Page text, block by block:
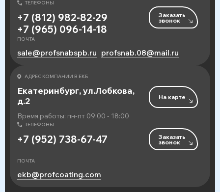
ТЕЛЕФОНЫ
+7 (812) 982-82-29
+7 (965) 096-14-18
Заказать
звонок
ПОЧТА
sale@profsnabspb.ru profsnab.08@mail.ru
АДРЕС КОМПАНИИ В ЕКБ
Екатеринбург, ул.Лобкова,
д.2
Время работы: пн-пт 09:00 - 18:00
На карте
ТЕЛЕФОНЫ
+7 (952) 738-67-47 Заказать
звонок
ПОЧТА
ekb@profcoating.com